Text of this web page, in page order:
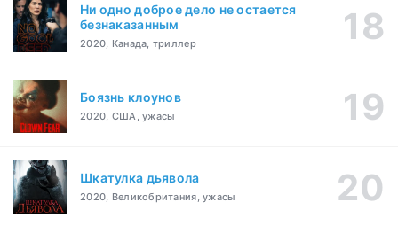
Ни одно доброе дело не остается
безнаказанным
2020, Канада, триллер
Боязнь клоунов
2020, США, ужасы
Шкатулка дьявола
2020, Великобритания, ужасы